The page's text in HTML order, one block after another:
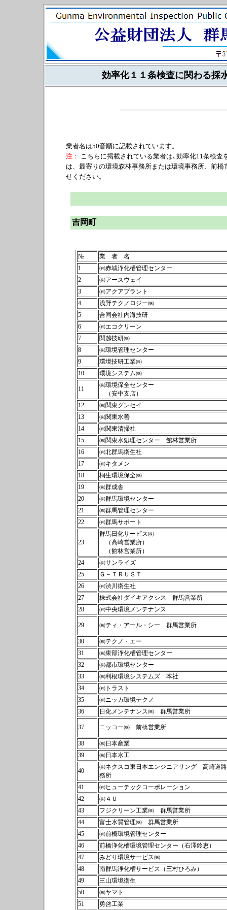
効率化１１条検査に関わる採
業者名は50音順に記載されています。
注： こちらに掲載されている業者は､効率化11条検
は、最寄りの環境森林事務所または環境事務所、前
せください。
吉岡町
№
業 者 名
1
㈲赤城浄化槽管理センター
2
㈱アースウェイ
3
㈲アクアプラント
4
浅野テクノロジー㈱
5
合同会社内海技研
6
㈲エコクリーン
7
関越技研㈱
8
㈱環境管理センター
9
環境技研工業㈱
10
環境システム㈱
11
㈱環境保全センター
（安中支店）
12
㈱関東グンセイ
13
㈱関東水善
14
㈲関東清掃社
15
㈱関東水処理センター 館林営業所
16
㈲北群馬衛生社
17
㈲キタメン
18
桐生環境保全㈱
19
㈱群成舎
20
㈱群馬環境センター
21
㈱群馬管理センター
22
㈲群馬サポート
23
群馬日化サービス㈱
（高崎営業所）
（館林営業所）
24
㈱サンライズ
25
Ｇ－ＴＲＵＳＴ
26
㈲渋川衛生社
27
株式会社ダイキアクシス 群馬営業所
28
㈲中央環境メンテナンス
29 ㈱ティ・アール・シー 群馬営業所
30
㈱テクノ・エー
31
㈱東部浄化槽管理センター
32
㈱都市環境センター
33
㈱利根環境システムズ 本社
34
㈲トラスト
35
㈲ニッカ環境テクノ
36
日化メンテナンス㈱ 群馬営業所
37 ニッコー㈱ 前橋営業所
38
㈱日本産業
39
㈱日本水工
40
㈱ネクスコ東日本エンジニアリング 高崎道
務所
41
㈲ヒューテックコーポレーション
42
㈱４Ｕ
43
フジクリーン工業㈱ 群馬営業所
44
富士水質管理㈱ 群馬営業所
45
㈲前橋環境管理センター
46
前橋浄化槽環境管理センター（石澤鈴恵）
47
みどり環境サービス㈱
48
南群馬浄化槽サービス（三村ひろみ）
49
三山環境衛生
50
㈱ヤマト
51
勇啓工業